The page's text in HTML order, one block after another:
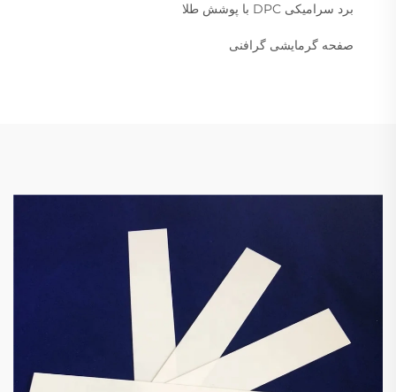
برد سرامیکی DPC با پوشش طلا
صفحه گرمایشی گرافنی